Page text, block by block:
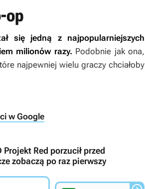
op
się jedną z najpopularniejszych
milionów razy. Podobnie jak ona,
najpewniej wielu graczy chciałoby
w Google
Red porzucił przed
zobaczą po raz pierwszy